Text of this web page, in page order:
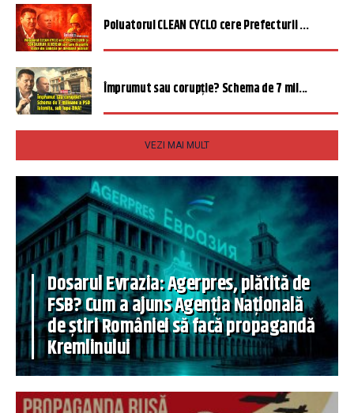
Poluatorul CLEAN CYCLO cere Prefecturii ...
Împrumut sau corupție? Schema de 7 mil...
VEZI MAI MULT
Dosarul Evrazia: Agerpres, plătită de
FSB? Cum a ajuns Agenția Națională
de știri României să facă propagandă
Kremlinului